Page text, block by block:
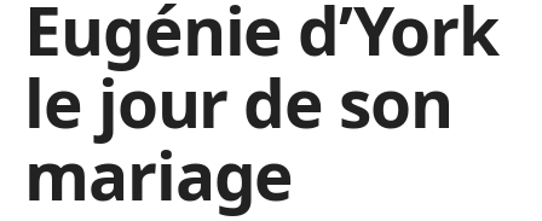
Eugénie d’York
le jour de son
mariage